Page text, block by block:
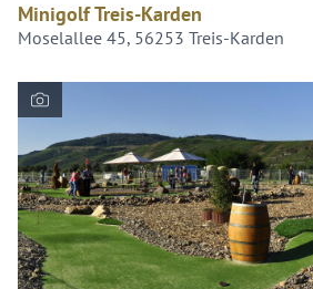
Minigolf Treis-Karden
Moselallee 45, 56253 Treis-Karden